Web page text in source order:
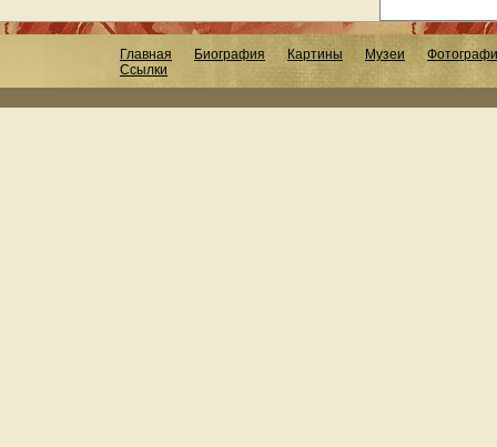
Главная Биография Картины Музеи
Ссылки